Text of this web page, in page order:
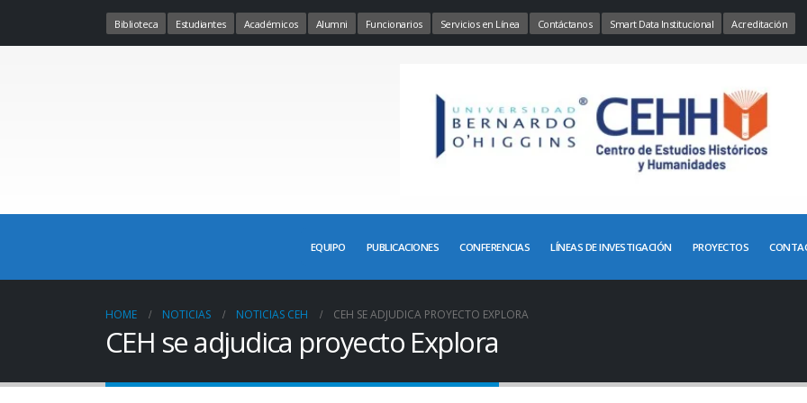
Biblioteca Estudiantes Académicos Alumni Funcionarios Servicios en Línea Contáctanos Smart Data Institucional Acreditación
EQUIPO PUBLICACIONES CONFERENCIAS LÍNEAS DE INVESTIGACIÓN PROYECTOS
HOME NOTICIAS NOTICIAS CEH CEH SE ADJUDICA PROYECTO EXPLORA
CEH se adjudica proyecto Explora